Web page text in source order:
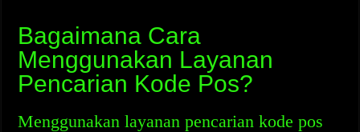
Bagaimana Cara
Menggunakan Layanan
Pencarian Kode Pos?
Menggunakan layanan pencarian kode pos